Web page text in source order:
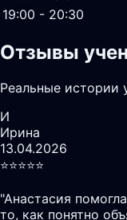
19:00 - 20:30
Отзывы
Реальные истории
И
Ирина
13.04.2026
⭐️⭐️⭐️⭐️⭐️
"Анастасия
то, как понятно